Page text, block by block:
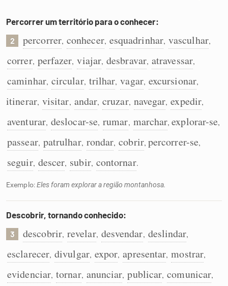
Sinônimos
Percorrer um território para o conhecer:
2 percorrer, conhecer, esquadrinhar, vasculhar,
correr, perfazer, viajar, desbravar, atravessar,
caminhar, circular, trilhar, vagar, excursionar,
itinerar, visitar, andar, cruzar, navegar, expedir,
aventurar, deslocar-se, rumar, marchar,explorar-se,
passear, patrulhar, rondar, cobrir, percorrer-se,
seguir, descer, subir, contornar.
Exemplo:Eles foram explorar a região montanhosa.
Descobrir, tornando conhecido:
3 descobrir, revelar, desvendar, deslindar,
esclarecer, divulgar, expor, apresentar, mostrar,
evidenciar, tornar, anunciar, publicar, comunicar,